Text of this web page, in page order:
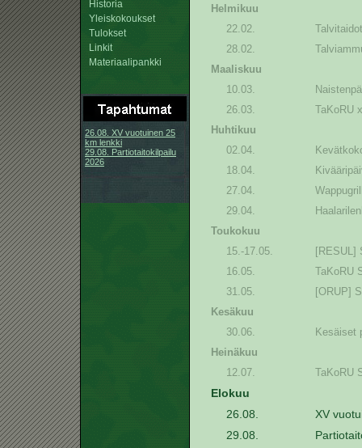
Historia
Yleiskokoukset
Tulokset
Linkit
Materiaalipankki
26.08. XV vuotuinen 25
km lenkki
29.08. Partiotaitokilpailu
2026
Helmikuu
22.02.
28.02.
Maaliskuu
10.03.
26.03.
TaKoRU
Huhtikuu
02.04.
18.04.
27.04.
29.04.
Toukokuu
15.-17.05.
[RESUL]
16.05.
TaKoRU
31.05.
[ORUP]
Kesäkuu
30.06.
Kesäiset
Heinäkuu
12.07.
TaKoRU
Elokuu
26.08.
XV
29.08.